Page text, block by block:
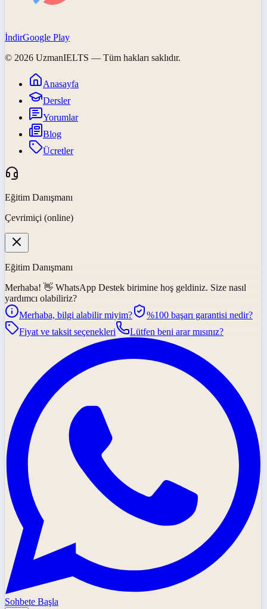
İndirGoogle Play
© 2026 UzmanIELTS — Tüm hakları saklıdır.
Anasayfa
Dersler
Yorumlar
Blog
Ücretler
Eğitim Danışmanı
Çevrimiçi (online)
Eğitim Danışmanı
Merhaba! 👋 WhatsApp Destek birimine hoş geldiniz. Size nasıl
yardımcı olabiliriz?
Merhaba, bilgi alabilir miyim?
%100 başarı garantisi nedir?
Fiyat ve taksit seçenekleri
Lütfen beni arar mısınız?
Sohbete Başla